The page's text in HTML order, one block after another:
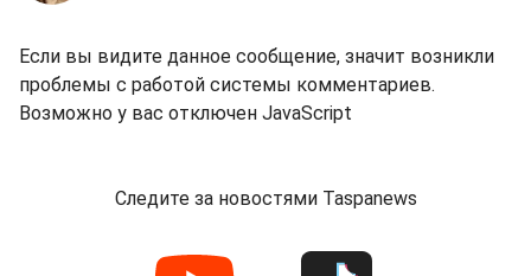
Если вы видите данное сообщение, значит возникли
проблемы с работой системы комментариев.
Возможно у вас отключен JavaScript
Следите за новостями Taspanews